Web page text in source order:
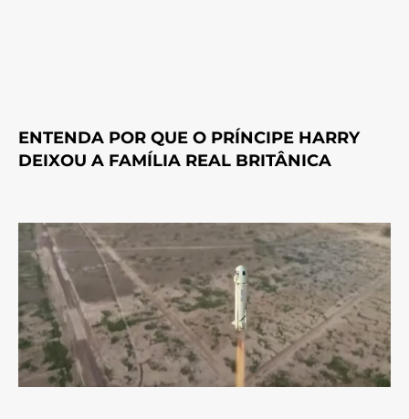
ENTENDA POR QUE O PRÍNCIPE HARRY
DEIXOU A FAMÍLIA REAL BRITÂNICA